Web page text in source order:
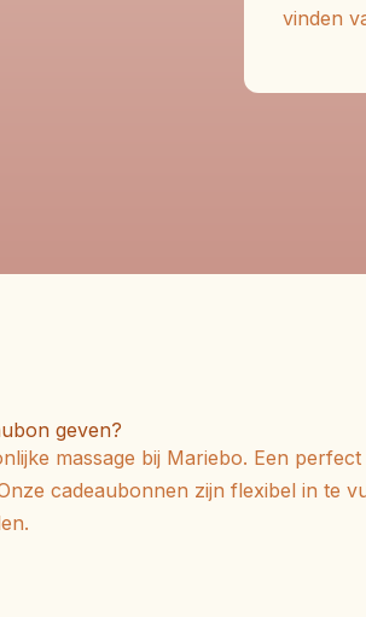
vinden
geven?
massage bij Mariebo. Een
cadeaubonnen zijn flexibel in te